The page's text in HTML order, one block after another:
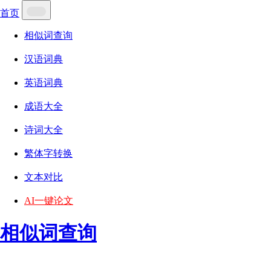
首页
相似词查询
汉语词典
英语词典
成语大全
诗词大全
繁体字转换
文本对比
AI一键论文
相似词查询